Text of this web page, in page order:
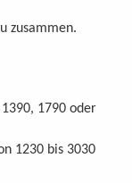
zusammen.
1790 oder
1230 bis 3030